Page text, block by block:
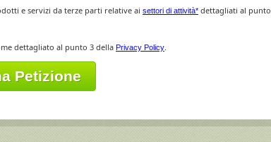
e servizi da terze parti relative ai settori di attività* dettagliati al punto
dettagliato al punto 3 della Privacy Policy